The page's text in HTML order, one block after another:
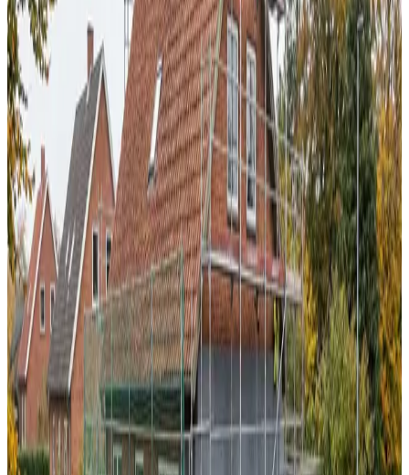
97% varmegenvinding